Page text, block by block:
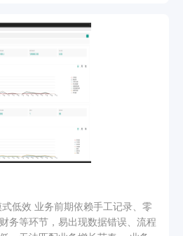
低效 业务前期依赖手工记录、零
务等环节，易出现数据错误、流程